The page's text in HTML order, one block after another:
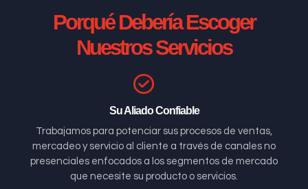
Porqué Debería Escoger
Nuestros Servicios
Su Aliado Confiable
Trabajamos para potenciar sus procesos de ventas,
mercadeo y servicio al cliente a través de canales no
presenciales enfocados a los segmentos de mercado
que necesite su producto o servicios.